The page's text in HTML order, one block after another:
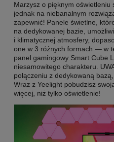
Marzysz o pięknym oświetleniu
jednak na niebanalnym
zapewnić! Panele świetlne,
na dedykowanej bazie,
i klimatycznej atmosfery,
one w 3 różnych formach — w
panel gamingowy Smart Cube
niesamowitego charakteru.
połączeniu z dedykowaną
Wraz z Yeelight pobudzisz
więcej, niż tylko oświetlenie!